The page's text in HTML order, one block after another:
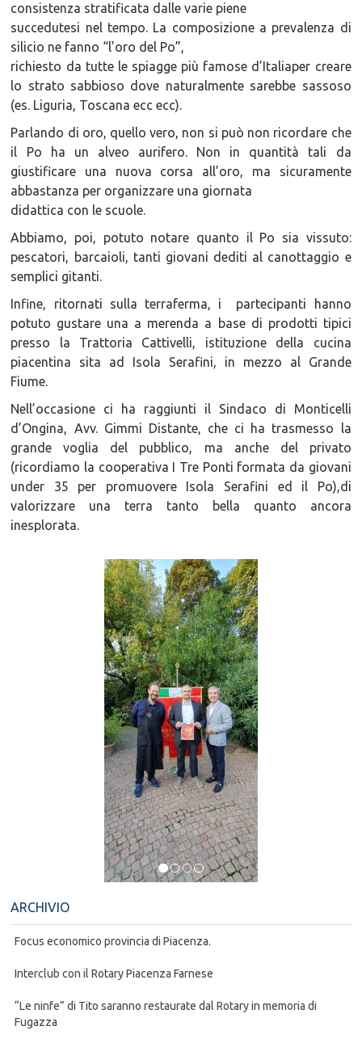
consistenza stratificata dalle varie piene
succedutesi nel tempo. La composizione a prevalenza di
silicio ne fanno “l’oro del Po”,
richiesto da tutte le spiagge più famose d’Italiaper creare
lo strato sabbioso dove naturalmente sarebbe sassoso
(es. Liguria, Toscana ecc ecc).
Parlando di oro, quello vero, non si può non ricordare che
il Po ha un alveo aurifero. Non in quantità tali da
giustificare una nuova corsa all’oro, ma sicuramente
abbastanza per organizzare una giornata
didattica con le scuole.
Abbiamo, poi, potuto notare quanto il Po sia vissuto:
pescatori, barcaioli, tanti giovani dediti al canottaggio e
semplici gitanti.
Infine, ritornati sulla terraferma, i partecipanti hanno
potuto gustare una a merenda a base di prodotti tipici
presso la Trattoria Cattivelli, istituzione della cucina
piacentina sita ad Isola Serafini, in mezzo al Grande
Fiume.
Nell’occasione ci ha raggiunti il Sindaco di Monticelli
d’Ongina, Avv. Gimmi Distante, che ci ha trasmesso la
grande voglia del pubblico, ma anche del privato
(ricordiamo la cooperativa I Tre Ponti formata da giovani
under 35 per promuovere Isola Serafini ed il Po),di
valorizzare una terra tanto bella quanto ancora
inesplorata.
ARCHIVIO
Focus economico provincia di Piacenza.
Interclub con il Rotary Piacenza Farnese
“Le ninfe” di Tito saranno restaurate dal Rotary in memoria di
Fugazza